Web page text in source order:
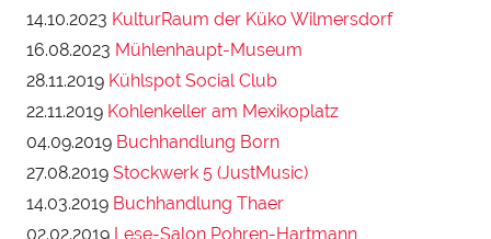
14.10.2023 KulturRaum der Küko Wilmersdorf
16.08.2023 Mühlenhaupt-Museum
28.11.2019 Kühlspot Social Club
22.11.2019 Kohlenkeller am Mexikoplatz
04.09.2019 Buchhandlung Born
27.08.2019 Stockwerk 5 (JustMusic)
14.03.2019 Buchhandlung Thaer
02.02.2019 Lese-Salon Pohren-Hartmann